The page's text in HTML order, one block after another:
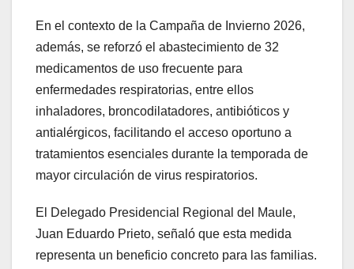
En el contexto de la Campaña de Invierno 2026,
además, se reforzó el abastecimiento de 32
medicamentos de uso frecuente para
enfermedades respiratorias, entre ellos
inhaladores, broncodilatadores, antibióticos y
antialérgicos, facilitando el acceso oportuno a
tratamientos esenciales durante la temporada de
mayor circulación de virus respiratorios.
El Delegado Presidencial Regional del Maule,
Juan Eduardo Prieto, señaló que esta medida
representa un beneficio concreto para las familias.